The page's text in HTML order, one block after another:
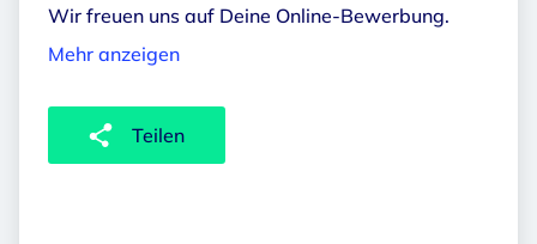
Wir freuen uns auf Deine Online-Bewerbung.
Mehr anzeigen
Teilen